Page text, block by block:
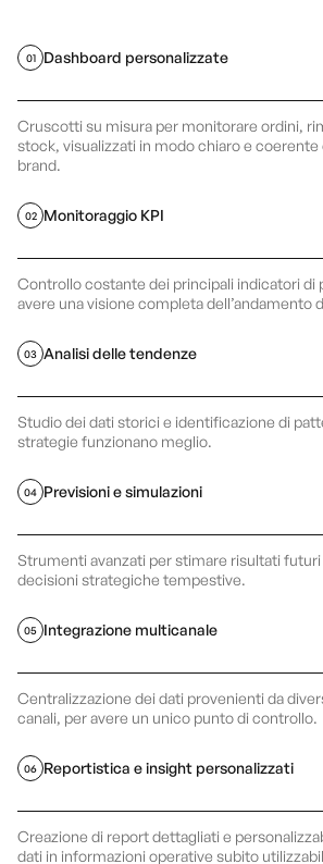
01 Dashboard personalizzate
Cruscotti su misura per monitorare ordini,
stock, visualizzati in modo chiaro e coerente
brand.
02 Monitoraggio KPI
Controllo costante dei principali indicatori di
avere una visione completa dell’andamento
03 Analisi delle tendenze
Studio dei dati storici e identificazione di
strategie funzionano meglio.
04 Previsioni e simulazioni
Strumenti avanzati per stimare risultati
decisioni strategiche tempestive.
05 Integrazione multicanale
Centralizzazione dei dati provenienti da
canali, per avere un unico punto di controllo.
06 Reportistica e insight personalizzati
Creazione di report dettagliati e
dati in informazioni operative subito